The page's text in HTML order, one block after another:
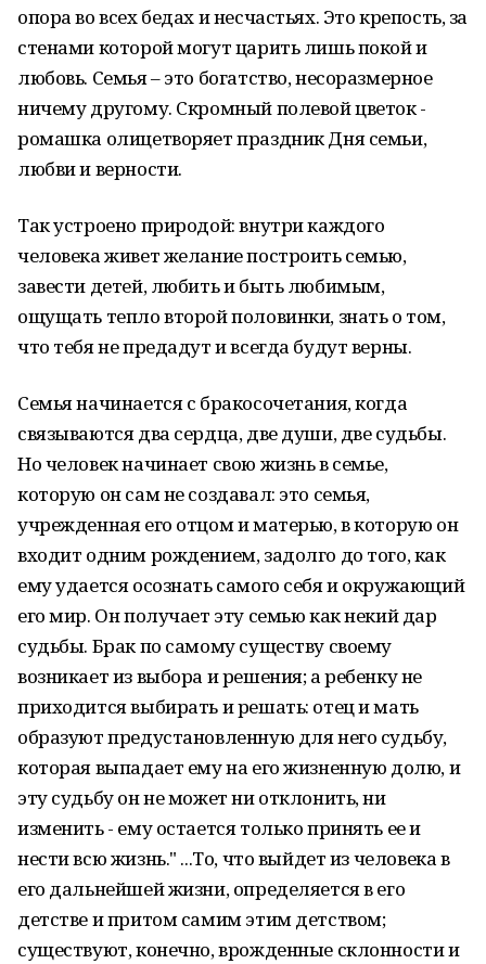
опора во всех бедах и несчастьях. Это крепость, за
стенами которой могут царить лишь покой и
любовь. Семья – это богатство, несоразмерное
ничему другому. Скромный полевой цветок -
ромашка олицетворяет праздник Дня семьи,
любви и верности.
Так устроено природой: внутри каждого
человека живет желание построить семью,
завести детей, любить и быть любимым,
ощущать тепло второй половинки, знать о том,
что тебя не предадут и всегда будут верны.
Семья начинается с бракосочетания, когда
связываются два сердца, две души, две судьбы.
Но человек начинает свою жизнь в семье,
которую он сам не создавал: это семья,
учрежденная его отцом и матерью, в которую он
входит одним рождением, задолго до того, как
ему удается осознать самого себя и окружающий
его мир. Он получает эту семью как некий дар
судьбы. Брак по самому существу своему
возникает из выбора и решения; а ребенку не
приходится выбирать и решать: отец и мать
образуют предустановленную для него судьбу,
которая выпадает ему на его жизненную долю, и
эту судьбу он не может ни отклонить, ни
изменить - ему остается только принять ее и
нести всю жизнь." ...То, что выйдет из человека в
его дальнейшей жизни, определяется в его
детстве и притом самим этим детством;
существуют, конечно, врожденные склонности и